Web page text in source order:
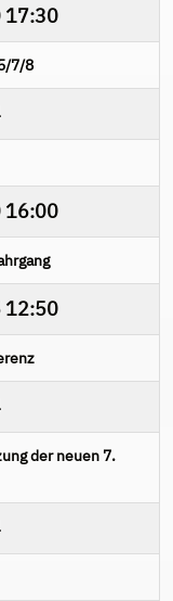
17:30
7/8
16:00
12:50
der neuen 7.